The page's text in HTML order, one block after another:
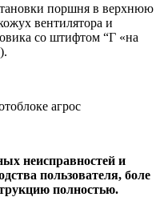
поршня в верхнюю
вентилятора и
со штифтом “Г «на
неисправностей и
пользователя, боле
полностью.